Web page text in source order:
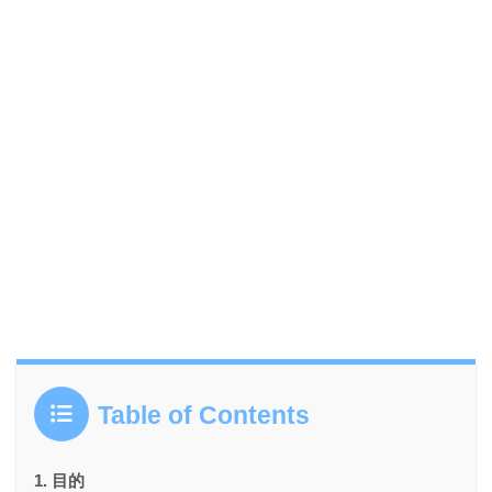
Table of Contents
目的